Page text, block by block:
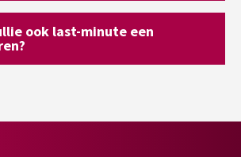
ook last-minute een